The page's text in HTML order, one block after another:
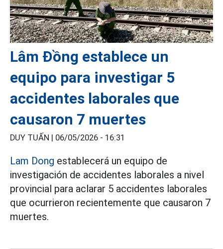
Lâm Đồng establece un
equipo para investigar 5
accidentes laborales que
causaron 7 muertes
DUY TUẤN | 06/05/2026 - 16:31
Lam Dong establecerá un equipo de
investigación de accidentes laborales a nivel
provincial para aclarar 5 accidentes laborales
que ocurrieron recientemente que causaron 7
muertes.